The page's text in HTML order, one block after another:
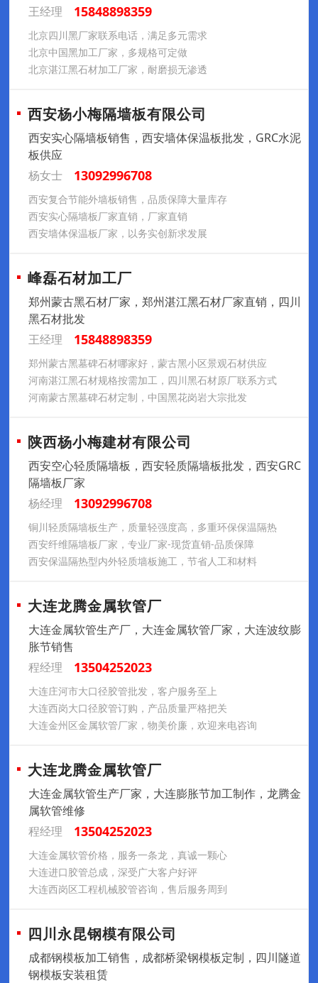
王经理
15848898359
北京四川黑厂家联系电话，满足多元需求
北京中国黑加工厂家，多规格可定做
北京湛江黑石材加工厂家，耐磨损无渗透
西安杨小梅隔墙板有限公司
西安实心隔墙板销售，西安墙体保温板批发，GRC水泥
板供应
杨女士
13092996708
西安复合节能外墙板销售，品质保障大量库存
西安实心隔墙板厂家直销，厂家直销
西安墙体保温板厂家，以务实创新求发展
峰磊石材加工厂
郑州蒙古黑石材厂家，郑州湛江黑石材厂家直销，四川
黑石材批发
王经理
15848898359
郑州蒙古黑墓碑石材哪家好，蒙古黑小区景观石材供应
河南湛江黑石材规格按需加工，四川黑石材原厂联系方式
河南蒙古黑墓碑石材定制，中国黑花岗岩大宗批发
陕西杨小梅建材有限公司
西安空心轻质隔墙板，西安轻质隔墙板批发，西安GRC
隔墙板厂家
杨经理
13092996708
铜川轻质隔墙板生产，质量轻强度高，多重环保保温隔热
西安纤维隔墙板厂家，专业厂家-现货直销-品质保障
西安保温隔热型内外轻质墙板施工，节省人工和材料
大连龙腾金属软管厂
大连金属软管生产厂，大连金属软管厂家，大连波纹膨
胀节销售
程经理
13504252023
大连庄河市大口径胶管批发，客户服务至上
大连西岗大口径胶管订购，产品质量严格把关
大连金州区金属软管厂家，物美价廉，欢迎来电咨询
大连龙腾金属软管厂
大连金属软管生产厂家，大连膨胀节加工制作，龙腾金
属软管维修
程经理
13504252023
大连金属软管价格，服务一条龙，真诚一颗心
大连进口胶管总成，深受广大客户好评
大连西岗区工程机械胶管咨询，售后服务周到
四川永昆钢模有限公司
成都钢模板加工销售，成都桥梁钢模板定制，四川隧道
钢模板安装租赁